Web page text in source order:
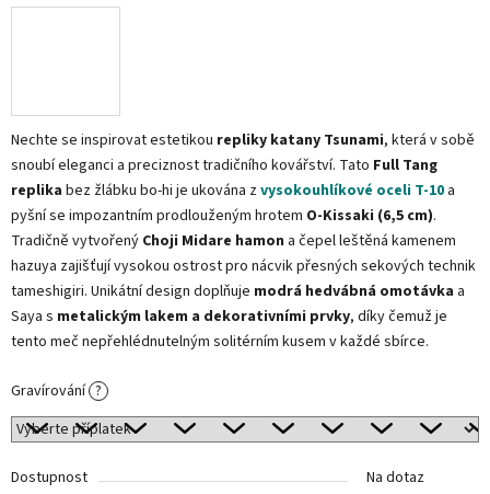
Nechte se inspirovat estetikou repliky katany Tsunami, která v sobě
snoubí eleganci a preciznost tradičního kovářství. Tato Full Tang
replika bez žlábku bo-hi je ukována zvysokouhlíkové oceli T-10 a
pyšní se impozantním prodlouženým hrotem O-Kissaki (6,5 cm).
Tradičně vytvořený Choji Midare hamon a čepel leštěná kamenem
hazuya zajišťují vysokou ostrost pro nácvik přesných sekových technik
tameshigiri. Unikátní design doplňuje modrá hedvábná omotávka a
Saya s metalickým lakem a dekorativními prvky, díky čemuž je
tento meč nepřehlédnutelným solitérním kusem v každé sbírce.
Gravírování ?
Dostupnost
Na dotaz